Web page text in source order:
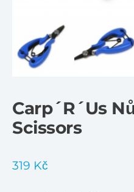
Carp´R´Us
Scissors
319 Kč